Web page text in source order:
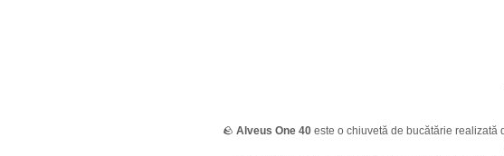
🪨 Alveus One 40este o chiuvetă de bucătărie realizată